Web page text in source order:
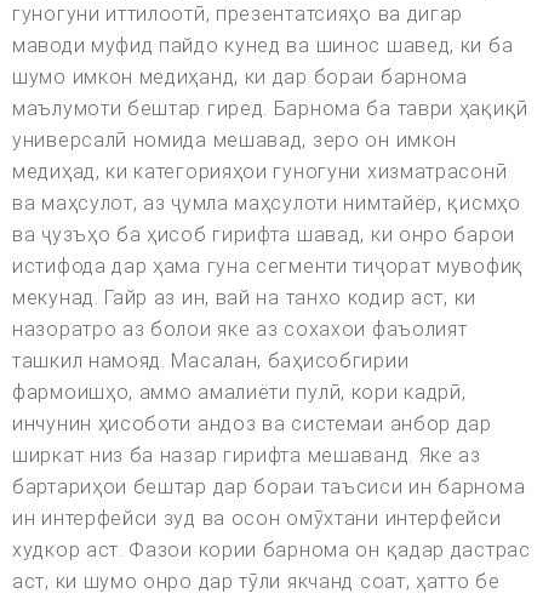
гуногуни иттилоотӣ, презентатсияҳо ва дигар
маводи муфид пайдо кунед ва шинос шавед, ки ба
шумо имкон медиҳанд, ки дар бораи барнома
маълумоти бештар гиред. Барнома ба таври ҳақиқӣ
универсалӣ номида мешавад, зеро он имкон
медиҳад, ки категорияҳои гуногуни хизматрасонӣ
ва маҳсулот, аз ҷумла маҳсулоти нимтайёр, қисмҳо
ва ҷузъҳо ба ҳисоб гирифта шавад, ки онро барои
истифода дар ҳама гуна сегменти тиҷорат мувофиқ
мекунад. Гайр аз ин, вай на танхо кодир аст, ки
назоратро аз болои яке аз сохахои фаъолият
ташкил намояд. Масалан, баҳисобгирии
фармоишҳо, аммо амалиёти пулӣ, кори кадрӣ,
инчунин ҳисоботи андоз ва системаи анбор дар
ширкат низ ба назар гирифта мешаванд. Яке аз
бартариҳои бештар дар бораи таъсиси ин барнома
ин интерфейси зуд ва осон омӯхтани интерфейси
худкор аст. Фазои кории барнома он қадар дастрас
аст, ки шумо онро дар тӯли якчанд соат, ҳатто бе